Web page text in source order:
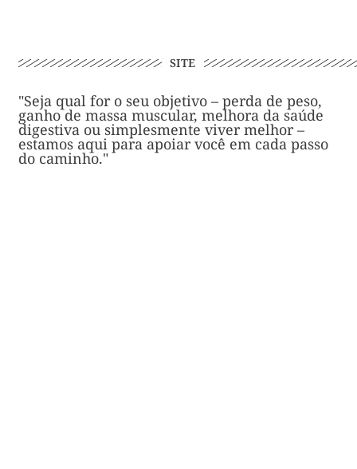
SITE
"Seja qual for o seu objetivo – perda de peso,
ganho de massa muscular, melhora da saúde
digestiva ou simplesmente viver melhor –
estamos aqui para apoiar você em cada passo
do caminho."